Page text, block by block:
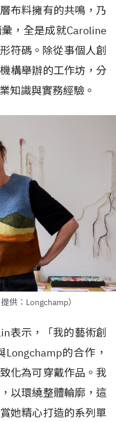
布料擁有的共鳴，乃
，全是成就Caroline
符碼。除從事個人創
構舉辦的工作坊，分
知識與實務經驗。
供：Longchamp）
表示，「我的藝術創
的合作，
化為可穿戴作品。我
以環繞整體輪廓，這
她精心打造的系列單